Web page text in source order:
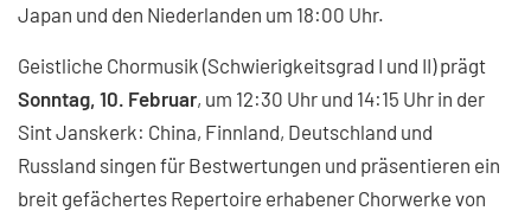
Japan und den Niederlanden um 18:00 Uhr.
Geistliche Chormusik (Schwierigkeitsgrad I und II) prägt
Sonntag, 10. Februar, um 12:30 Uhr und 14:15 Uhr in der
Sint Janskerk: China, Finnland, Deutschland und
Russland singen für Bestwertungen und präsentieren ein
breit gefächertes Repertoire erhabener Chorwerke von